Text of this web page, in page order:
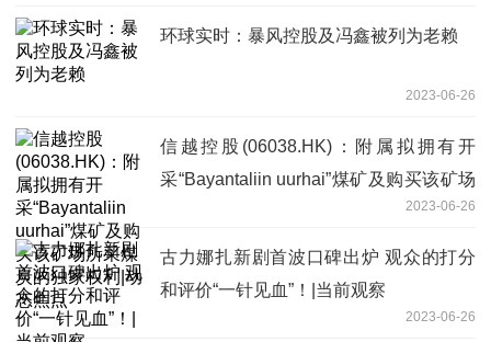
环球实时：暴风控股及冯鑫被列为老赖
2023-06-26
信越控股(06038.HK)：附属拟拥有开
采“Bayantaliin uurhai”煤矿及购买该矿场
2023-06-26
古力娜扎新剧首波口碑出炉 观众的打分
和评价“一针见血”！|当前观察
2023-06-26